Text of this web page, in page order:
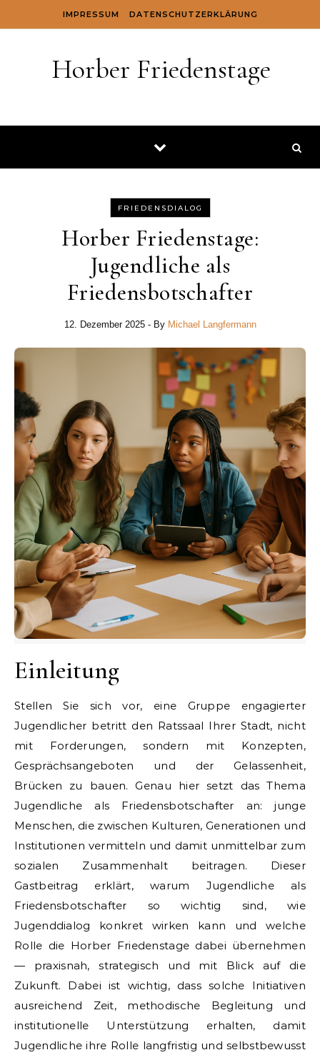
IMPRESSUM DATENSCHUTZERKLÄRUNG
Horber Friedenstage
FRIEDENSDIALOG
Horber Friedenstage:
Jugendliche als
Friedensbotschafter
12. Dezember 2025 - By Michael Langfermann
Einleitung
Stellen Sie sich vor, eine Gruppe engagierter
Jugendlicher betritt den Ratssaal Ihrer Stadt, nicht
mit Forderungen, sondern mit Konzepten,
Gesprächsangeboten und der Gelassenheit,
Brücken zu bauen. Genau hier setzt das Thema
Jugendliche als Friedensbotschafter an: junge
Menschen, die zwischen Kulturen, Generationen und
Institutionen vermitteln und damit unmittelbar zum
sozialen Zusammenhalt beitragen. Dieser
Gastbeitrag erklärt, warum Jugendliche als
Friedensbotschafter so wichtig sind, wie
Jugenddialog konkret wirken kann und welche
Rolle die Horber Friedenstage dabei übernehmen
— praxisnah, strategisch und mit Blick auf die
Zukunft. Dabei ist wichtig, dass solche Initiativen
ausreichend Zeit, methodische Begleitung und
institutionelle Unterstützung erhalten, damit
Jugendliche ihre Rolle langfristig und selbstbewusst